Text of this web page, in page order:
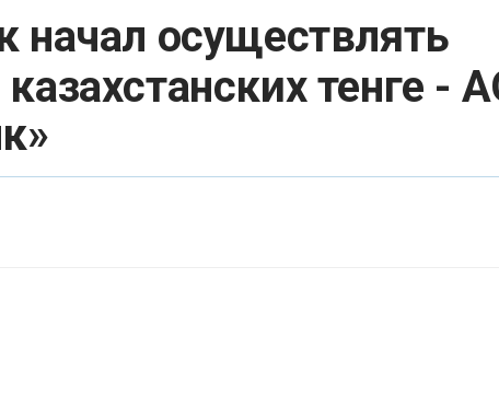
начал осуществлять
тенге -